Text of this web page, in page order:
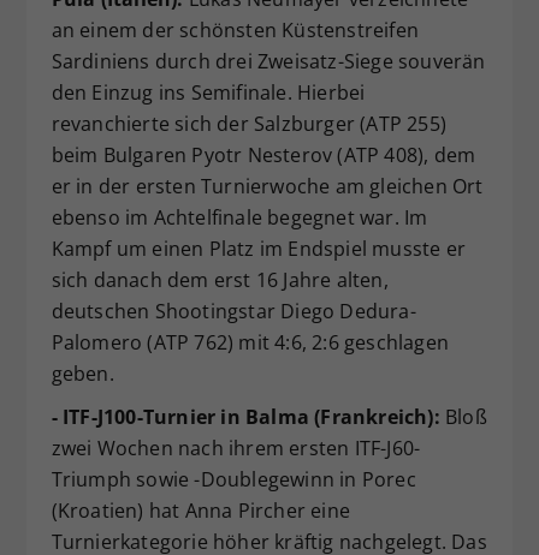
an einem der schönsten Küstenstreifen
Sardiniens durch drei Zweisatz-Siege souverän
den Einzug ins Semifinale. Hierbei
revanchierte sich der Salzburger (ATP 255)
beim Bulgaren Pyotr Nesterov (ATP 408), dem
er in der ersten Turnierwoche am gleichen Ort
ebenso im Achtelfinale begegnet war. Im
Kampf um einen Platz im Endspiel musste er
sich danach dem erst 16 Jahre alten,
deutschen Shootingstar Diego Dedura-
Palomero (ATP 762) mit 4:6, 2:6 geschlagen
geben.
- ITF-J100-Turnier in Balma (Frankreich): Bloß
zwei Wochen nach ihrem ersten ITF-J60-
Triumph sowie -Doublegewinn in Porec
(Kroatien) hat Anna Pircher eine
Turnierkategorie höher kräftig nachgelegt. Das